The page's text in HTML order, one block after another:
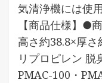
気清浄機には使
【商品仕様】●
高さ約38.8×厚
リプロピレン
PMAC-100・